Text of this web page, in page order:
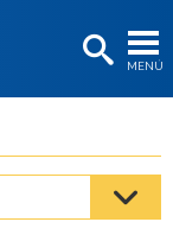
MENÚ